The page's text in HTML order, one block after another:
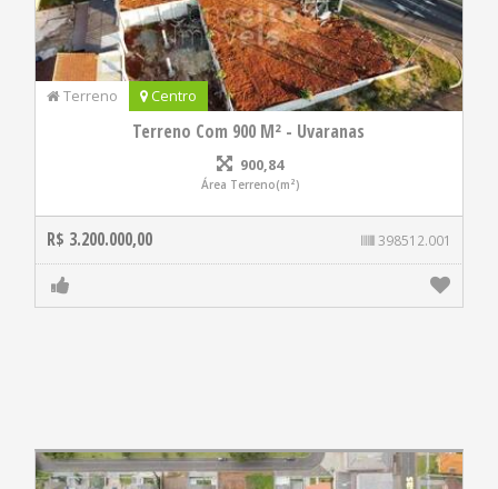
Terreno Centro
Terreno Com 900 M² - Uvaranas
900,84
Área Terreno(m²)
R$ 3.200.000,00 398512.001